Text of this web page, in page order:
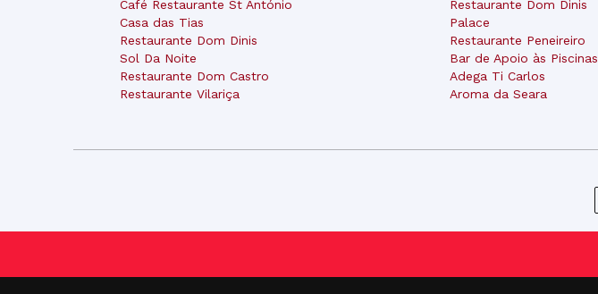
Café Restaurante St António
Casa das Tias
Restaurante Dom Dinis
Sol Da Noite
Restaurante Dom Castro
Restaurante Vilariça
Restaurante Dom Dinis
Palace
Restaurante Peneireiro
Bar de Apoio às Piscinas
Adega Ti Carlos
Aroma da Seara